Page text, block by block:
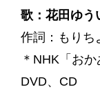
歌：花田ゆう
作詞：もり
＊NHK「お
DVD、CD